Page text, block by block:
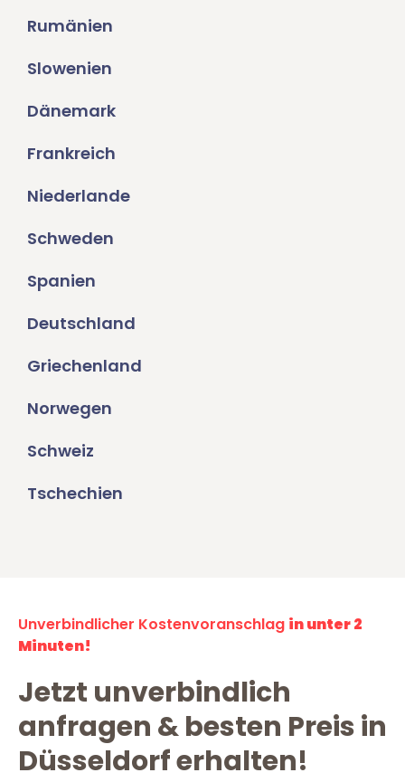
Rumänien
Slowenien
Dänemark
Frankreich
Niederlande
Schweden
Spanien
Deutschland
Griechenland
Norwegen
Schweiz
Tschechien
Unverbindlicher Kostenvoranschlag in unter 2
Minuten!
Jetzt unverbindlich
anfragen & besten Preis in
Düsseldorf erhalten!